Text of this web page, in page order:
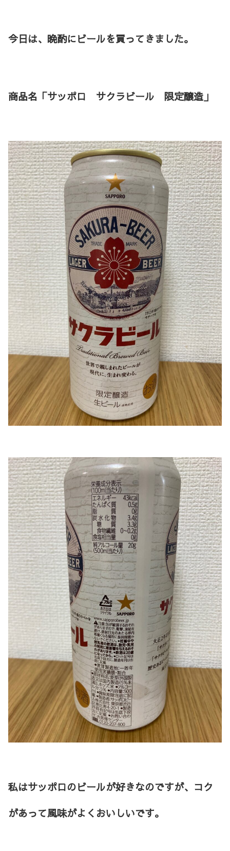
今日は、晩酌にビールを買ってきました。
商品名「サッポロ サクラビール 限定醸造」
私はサッポロのビールが好きなのですが、コク
があって風味がよくおいしいです。